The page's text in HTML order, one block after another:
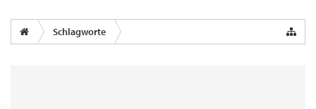
Schlagworte